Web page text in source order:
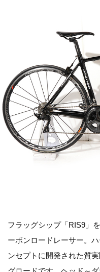
フラッグシップ「RIS9」
ーボンロードレーサー。
ンセプトに開発された質